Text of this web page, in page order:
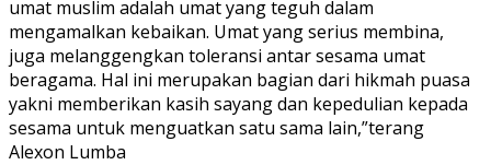
umat muslim adalah umat yang teguh dalam
mengamalkan kebaikan. Umat yang serius membina,
juga melanggengkan toleransi antar sesama umat
beragama. Hal ini merupakan bagian dari hikmah puasa
yakni memberikan kasih sayang dan kepedulian kepada
sesama untuk menguatkan satu sama lain,”terang
Alexon Lumba